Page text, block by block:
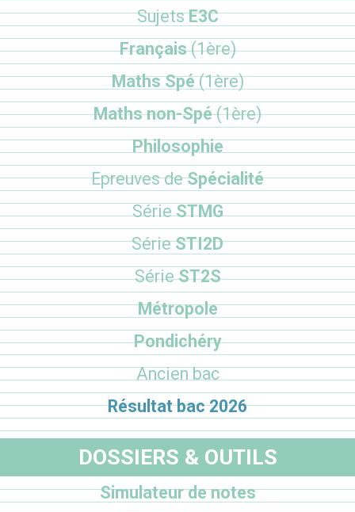
SujetsE3C
Français(1ère)
Maths Spé(1ère)
Maths non-Spé(1ère)
Philosophie
Epreuves deSpécialité
SérieSTMG
SérieSTI2D
SérieST2S
Métropole
Pondichéry
Ancien bac
Résultat bac 2026
DOSSIERS & OUTILS
Simulateur de notes